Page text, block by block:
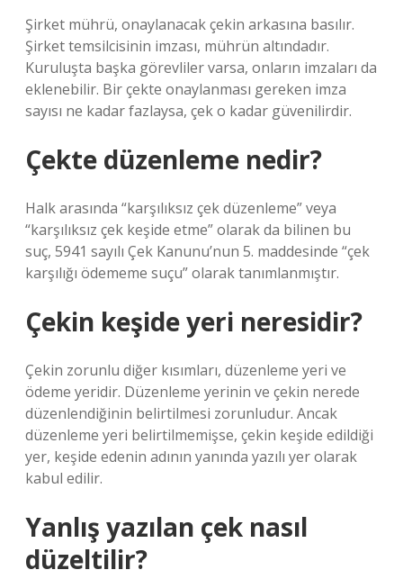
Şirket mührü, onaylanacak çekin arkasına basılır.
Şirket temsilcisinin imzası, mührün altındadır.
Kuruluşta başka görevliler varsa, onların imzaları da
eklenebilir. Bir çekte onaylanması gereken imza
sayısı ne kadar fazlaysa, çek o kadar güvenilirdir.
Çekte düzenleme nedir?
Halk arasında “karşılıksız çek düzenleme” veya
“karşılıksız çek keşide etme” olarak da bilinen bu
suç, 5941 sayılı Çek Kanunu’nun 5. maddesinde “çek
karşılığı ödememe suçu” olarak tanımlanmıştır.
Çekin keşide yeri neresidir?
Çekin zorunlu diğer kısımları, düzenleme yeri ve
ödeme yeridir. Düzenleme yerinin ve çekin nerede
düzenlendiğinin belirtilmesi zorunludur. Ancak
düzenleme yeri belirtilmemişse, çekin keşide edildiği
yer, keşide edenin adının yanında yazılı yer olarak
kabul edilir.
Yanlış yazılan çek nasıl
düzeltilir?